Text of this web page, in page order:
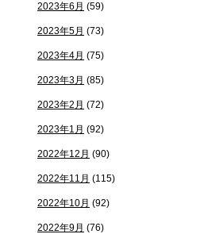
2023年6月 (59)
2023年5月 (73)
2023年4月 (75)
2023年3月 (85)
2023年2月 (72)
2023年1月 (92)
2022年12月 (90)
2022年11月 (115)
2022年10月 (92)
2022年9月 (76)